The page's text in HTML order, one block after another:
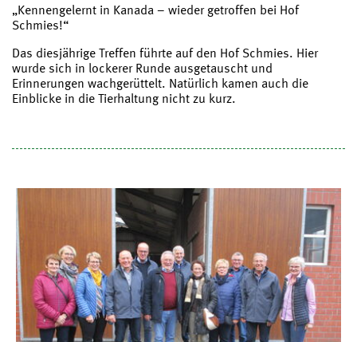
„Kennengelernt in Kanada – wieder getroffen bei Hof
Schmies!“
Das diesjährige Treffen führte auf den Hof Schmies. Hier
wurde sich in lockerer Runde ausgetauscht und
Erinnerungen wachgerüttelt. Natürlich kamen auch die
Einblicke in die Tierhaltung nicht zu kurz.